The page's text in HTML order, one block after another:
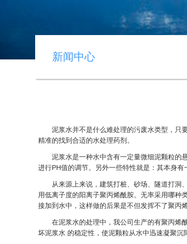
新闻中心
泥浆水并不是什么难处理的污废水类型，只要
精准的找到合适的水处理药剂。
泥浆水是一种水中含有一定量微细泥颗粒的悬
进行PH值的调节。另外一些特性就是：其本身
从来源上来说，建筑打桩、砂场、隧道打洞、
用低离子度的阳离子聚丙烯酰胺。无率采用哪种
接加到水中，这样做的后果是不但发挥不了聚丙
在泥浆水的处理中，我公司生产的有聚丙烯酰
坏泥浆水 的稳定性，使泥颗粒从水中迅速凝聚沉